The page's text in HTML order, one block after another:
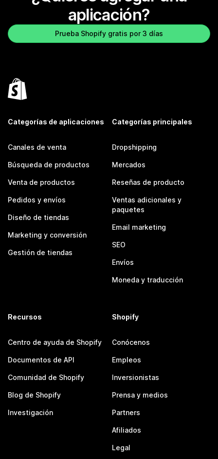
aplicación?
Prueba Shopify gratis por 3 días
Categorías de aplicaciones
Canales de venta
Búsqueda de productos
Venta de productos
Pedidos y envíos
Diseño de tiendas
Marketing y conversión
Gestión de tiendas
Categorías principales
Dropshipping
Mercados
Reseñas de producto
Ventas adicionales y
paquetes
Email marketing
SEO
Envíos
Moneda y traducción
Recursos
Centro de ayuda de Shopify
Documentos de API
Comunidad de Shopify
Blog de Shopify
Investigación
Shopify
Conócenos
Empleos
Inversionistas
Prensa y medios
Partners
Afiliados
Legal